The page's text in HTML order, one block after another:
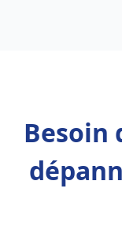
Besoin